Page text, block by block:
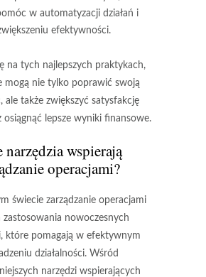
w automatyzacji działań i
efektywności.
na tych najlepszych praktykach,
mogą nie tylko poprawić swoją
ale także zwiększyć satysfakcję
osiągnąć lepsze wyniki finansowe.
narzędzia wspierają
operacjami?
świecie zarządzanie operacjami
zastosowania nowoczesnych
które pomagają w efektywnym
działalności. Wśród
narzędzi wspierających